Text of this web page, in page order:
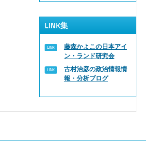
LINK集
藤森かよこの日本アイ
ン・ランド研究会
古村治彦の政治情報情
報・分析ブログ